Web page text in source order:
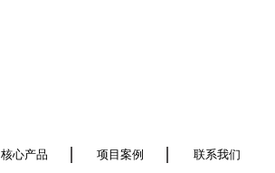
核心产品 项目案例 联系我们